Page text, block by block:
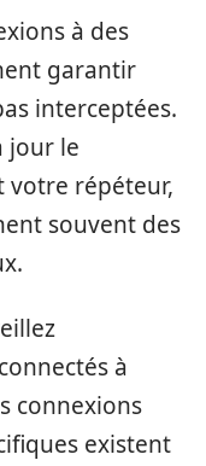
à des
garantir
interceptées.
jour le
répéteur,
souvent des
à
connexions
existent